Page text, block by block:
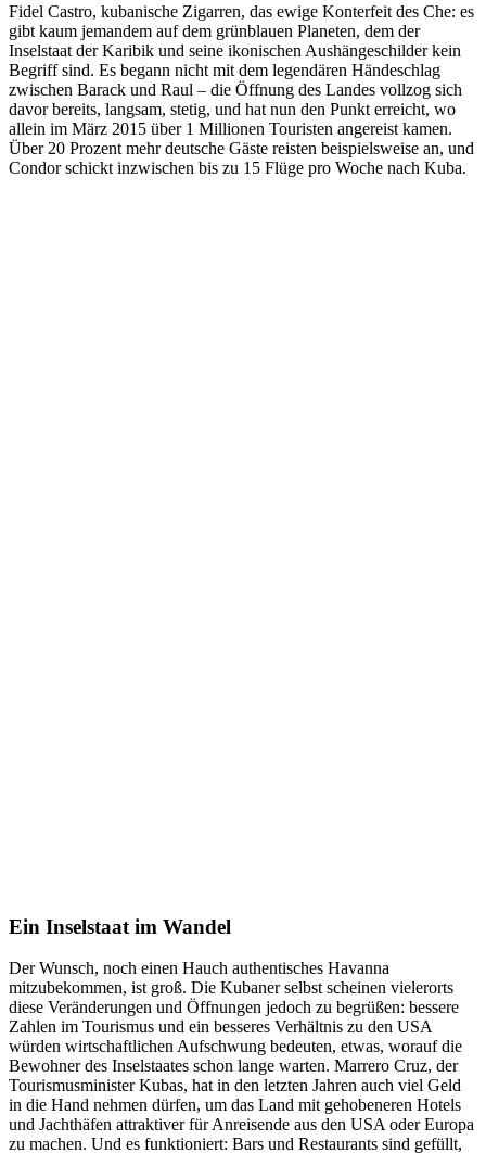
Fidel Castro, kubanische Zigarren, das ewige Konterfeit des Che: es
gibt kaum jemandem auf dem grünblauen Planeten, dem der
Inselstaat der Karibik und seine ikonischen Aushängeschilder kein
Begriff sind. Es begann nicht mit dem legendären Händeschlag
zwischen Barack und Raul – die Öffnung des Landes vollzog sich
davor bereits, langsam, stetig, und hat nun den Punkt erreicht, wo
allein im März 2015 über 1 Millionen Touristen angereist kamen.
Über 20 Prozent mehr deutsche Gäste reisten beispielsweise an, und
Condor schickt inzwischen bis zu 15 Flüge pro Woche nach Kuba.
Ein Inselstaat im Wandel
Der Wunsch, noch einen Hauch authentisches Havanna
mitzubekommen, ist groß. Die Kubaner selbst scheinen vielerorts
diese Veränderungen und Öffnungen jedoch zu begrüßen: bessere
Zahlen im Tourismus und ein besseres Verhältnis zu den USA
würden wirtschaftlichen Aufschwung bedeuten, etwas, worauf die
Bewohner des Inselstaates schon lange warten. Marrero Cruz, der
Tourismusminister Kubas, hat in den letzten Jahren auch viel Geld
in die Hand nehmen dürfen, um das Land mit gehobeneren Hotels
und Jachthäfen attraktiver für Anreisende aus den USA oder Europa
zu machen. Und es funktioniert: Bars und Restaurants sind gefüllt,